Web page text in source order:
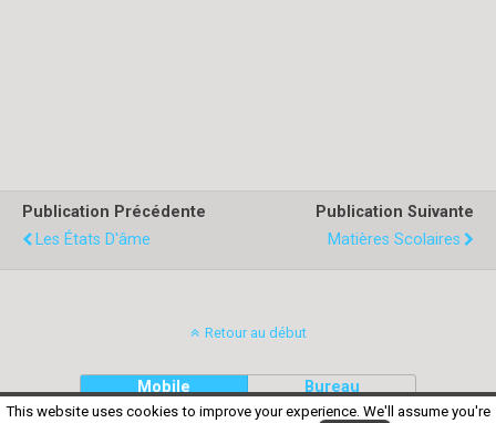
Publication Précédente
Les États D'âme
Publication Suivante
Matières Scolaires
Retour au début
Mobile Bureau
This website uses cookies to improve your experience. We'll assume you're